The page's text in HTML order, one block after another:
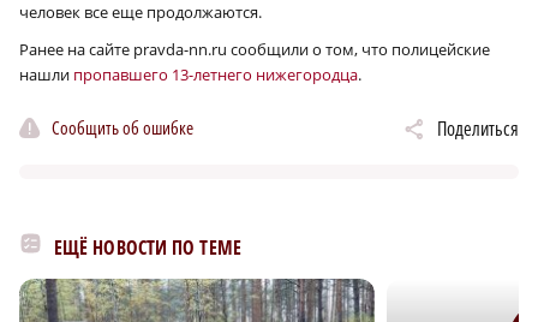
человек все еще продолжаются.
Ранее на сайте pravda-nn.ru сообщили о том, что полицейские
нашли пропавшего 13-летнего нижегородца.
Сообщить об ошибке Поделиться
ЕЩЁ НОВОСТИ ПО ТЕМЕ